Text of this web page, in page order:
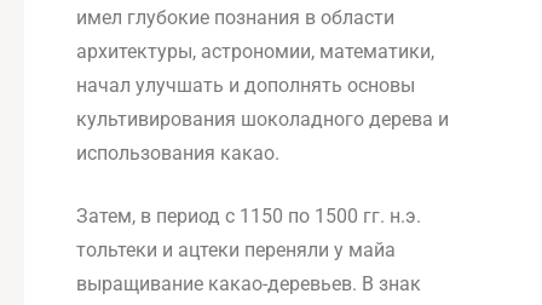
имел глубокие познания в области
архитектуры, астрономии, математики,
начал улучшать и дополнять основы
культивирования шоколадного дерева и
использования какао.
Затем, в период с 1150 по 1500 гг. н.э.
тольтеки и ацтеки переняли у майа
выращивание какао-деревьев. В знак